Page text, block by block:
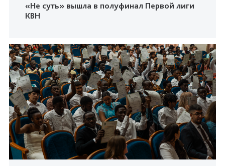
«Не суть» вышла в полуфинал Первой лиги
КВН